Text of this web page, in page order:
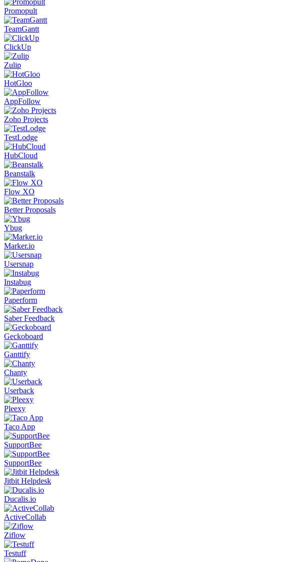
Promopult
TeamGantt
ClickUp
Zulip
HotGloo
AppFollow
Zoho Projects
TestLodge
HubCloud
Beanstalk
Flow XO
Better Proposals
Ybug
Marker.io
Usersnap
Instabug
Paperform
Saber Feedback
Geckoboard
Ganttify
Chanty
Userback
Pleexy
Taco App
SupportBee
SupportBee
Jitbit Helpdesk
Ducalis.io
ActiveCollab
Ziflow
Testuff